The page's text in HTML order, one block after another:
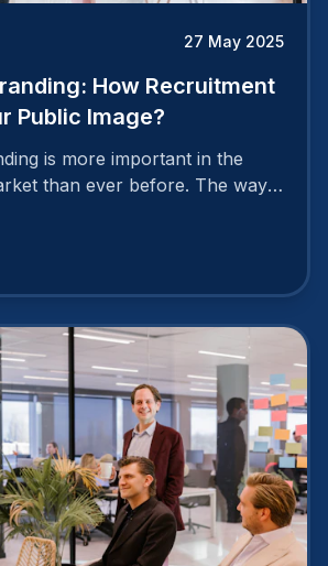
27 May 2025
How Recruitment
Public Image?
is more important in the
than ever before. The way